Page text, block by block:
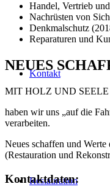
Kontakt
Restauration
Handel, Vertrieb
Nachrüsten von
Denkmalschutz
Reparaturen und
NEUES
MIT HOLZ UND SEELE
haben wir uns „auf die
verarbeiten.
Neues schaffen und
(Restauration und
Kontaktdaten: